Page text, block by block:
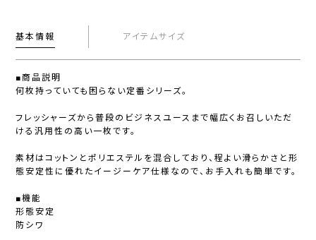
基本情報 アイテムサイズ
■商品説明
何枚持っていても困らない定番シリーズ。
フレッシャーズから普段のビジネスユースまで幅広くお召しいただ
ける汎用性の高い一枚です。
素材はコットンとポリエステルを混合しており、程よい滑らかさと形
態安定性に優れたイージーケア仕様なので、お手入れも簡単です。
■機能
形態安定
防シワ